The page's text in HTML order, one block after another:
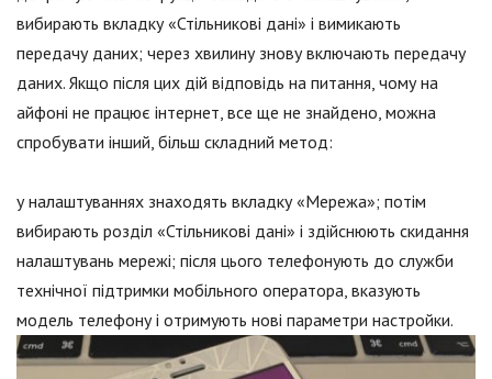
вибирають вкладку «Стільникові дані» і вимикають
передачу даних; через хвилину знову включають передачу
даних. Якщо після цих дій відповідь на питання, чому на
айфоні не працює інтернет, все ще не знайдено, можна
спробувати інший, більш складний метод:
у налаштуваннях знаходять вкладку «Мережа»; потім
вибирають розділ «Стільникові дані» і здійснюють скидання
налаштувань мережі; після цього телефонують до служби
технічної підтримки мобільного оператора, вказують
модель телефону і отримують нові параметри настройки.